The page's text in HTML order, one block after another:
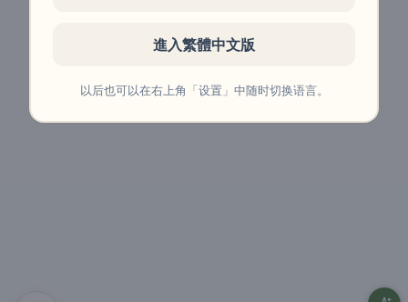
進入繁體中文版
以后也可以在右上角「设置」中随时切换语言。